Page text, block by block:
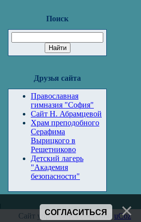
Поиск
Друзья сайта
Православная
гимназия "София"
Сайт Н. Абрамцевой
Храм преподобного
Серафима
Вырицкого в
Решетниково
Детский лагерь
"Академия
безопасности"
Сайт управляется системой uCoz
СОГЛАСИТЬСЯ